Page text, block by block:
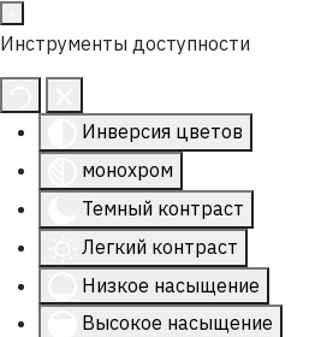
Инструменты доступности
Инверсия цветов
монохром
Темный контраст
Легкий контраст
Низкое насыщение
Высокое насыщение